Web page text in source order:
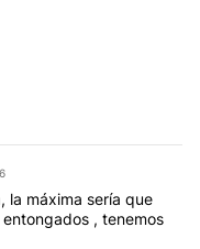
la máxima sería que
, tenemos